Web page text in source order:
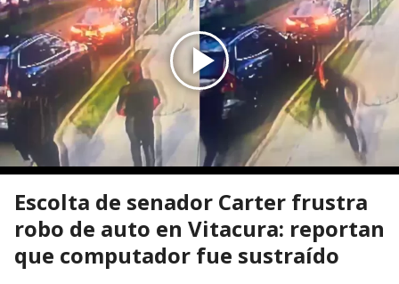
Escolta de senador Carter frustra
robo de auto en Vitacura: reportan
que computador fue sustraído